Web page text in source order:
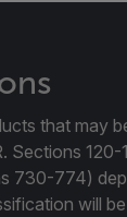
that may
Sections
730-774)
will